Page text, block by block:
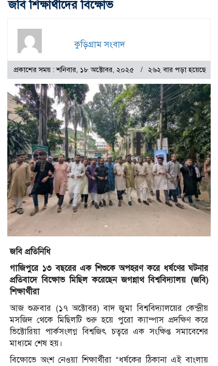
জবি শিক্ষার্থীদের বিক্ষোভ
কুড়িগ্রাম সংবাদ
প্রকাশের সময় : শনিবার, ১৮ অক্টোবর, ২০২৫ ২৬২ বার পড়া হয়েছে
জবি প্রতিনিধি
গাজিপুরে ১৩ বছরের এক শিশুকে অপহরণ করে ধর্ষণের ঘটনার
প্রতিবাদে বিক্ষোভ মিছিল করেছেন জগন্নাথ বিশ্ববিদ্যালয় (জবি)
শিক্ষার্থীরা
আজ শুক্রবার (১৭ অক্টোবর) বাদ জুমা বিশ্ববিদ্যালয়ের কেন্দ্রীয়
মসজিদ থেকে মিছিলটি শুরু হয়ে পুরো ক্যাম্পাস প্রদক্ষিণ করে
ভিক্টোরিয়া পার্কসংলগ্ন বিশ্বজিৎ চত্বরে এক সংক্ষিপ্ত সমাবেশের
মাধ্যমে শেষ হয়।
বিক্ষোভে অংশ নেওয়া শিক্ষার্থীরা “ধর্ষকের ঠিকানা এই বাংলায়